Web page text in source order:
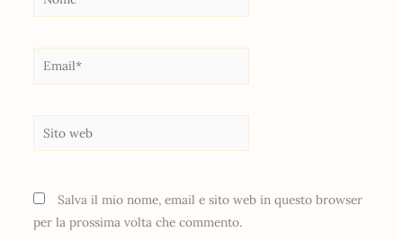
Email*
web
Salva il mio nome, email e sito web in questo browser
per la prossima volta che commento.